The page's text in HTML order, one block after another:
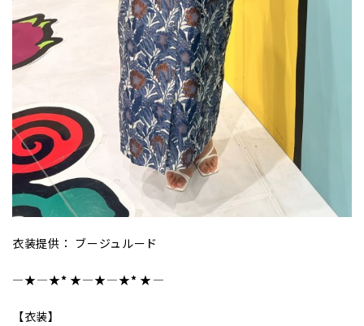
衣装提供： ブージュルード
―★――――★* ★――――★――――★*★――――
【衣装】